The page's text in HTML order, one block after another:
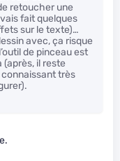
retoucher une
fait quelques
sur le texte)…
avec, ça risque
de pinceau est
(après, il reste
très